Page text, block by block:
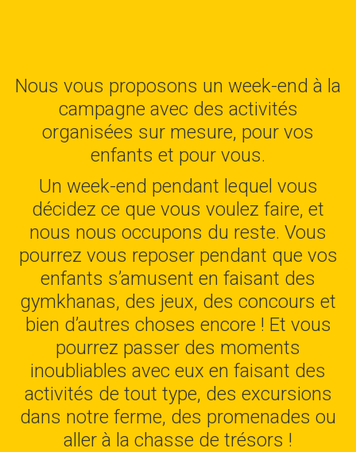
Nous vous proposons un week-end à la
campagne avec des activités
organisées sur mesure, pour vos
enfants et pour vous.
Un week-end pendant lequel vous
décidez ce que vous voulez faire, et
nous nous occupons du reste. Vous
pourrez vous reposer pendant que vos
enfants s’amusent en faisant des
gymkhanas, des jeux, des concours et
bien d’autres choses encore ! Et vous
pourrez passer des moments
inoubliables avec eux en faisant des
activités de tout type, des excursions
dans notre ferme, des promenades ou
aller à la chasse de trésors !